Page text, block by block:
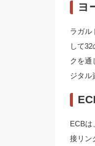
ヨ
ラガル
して
クを通
ジタル
ECBは
接リン